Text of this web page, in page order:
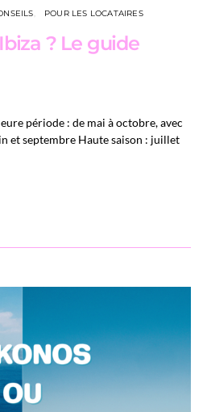
POUR LES LOCATAIRES
? Le guide
période : de mai à octobre, avec
et septembre Haute saison : juillet